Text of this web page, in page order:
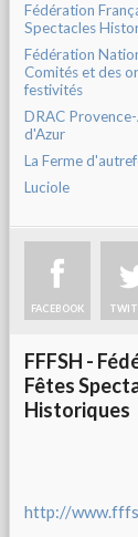
Fédération
Spectacles
Fédération
Comités et des
festivités
DRAC
d'Azur
La Ferme
Luciole
FACEBOOK
FFFSH -
Fêtes
Historiques
http://